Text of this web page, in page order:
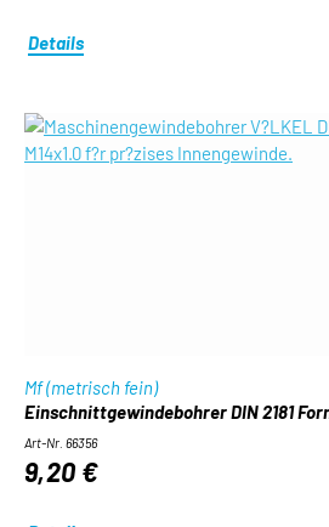
Details
Mf (metrisch fein)
Einschnittgewindebohrer DIN 2181
Art-Nr. 66356
9,20 €